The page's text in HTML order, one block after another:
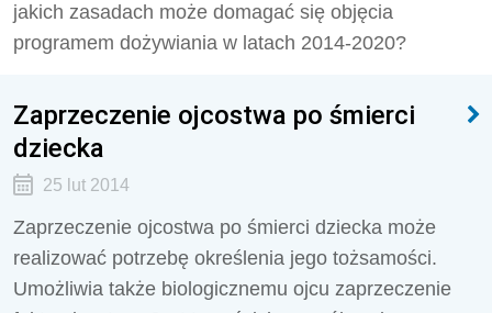
jakich zasadach może domagać się objęcia
programem dożywiania w latach 2014-2020?
Zaprzeczenie ojcostwa po śmierci
dziecka
25 lut 2014
Zaprzeczenie ojcostwa po śmierci dziecka może
realizować potrzebę określenia jego tożsamości.
Umożliwia także biologicznemu ojcu zaprzeczenie